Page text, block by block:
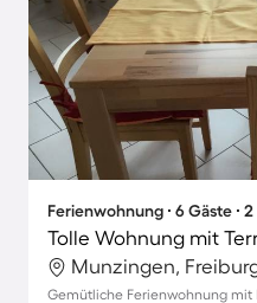
Ferienwohnung ∙ 6 Gäste ∙
Tolle Wohnung mit
Gemütliche Ferienwohnung mit